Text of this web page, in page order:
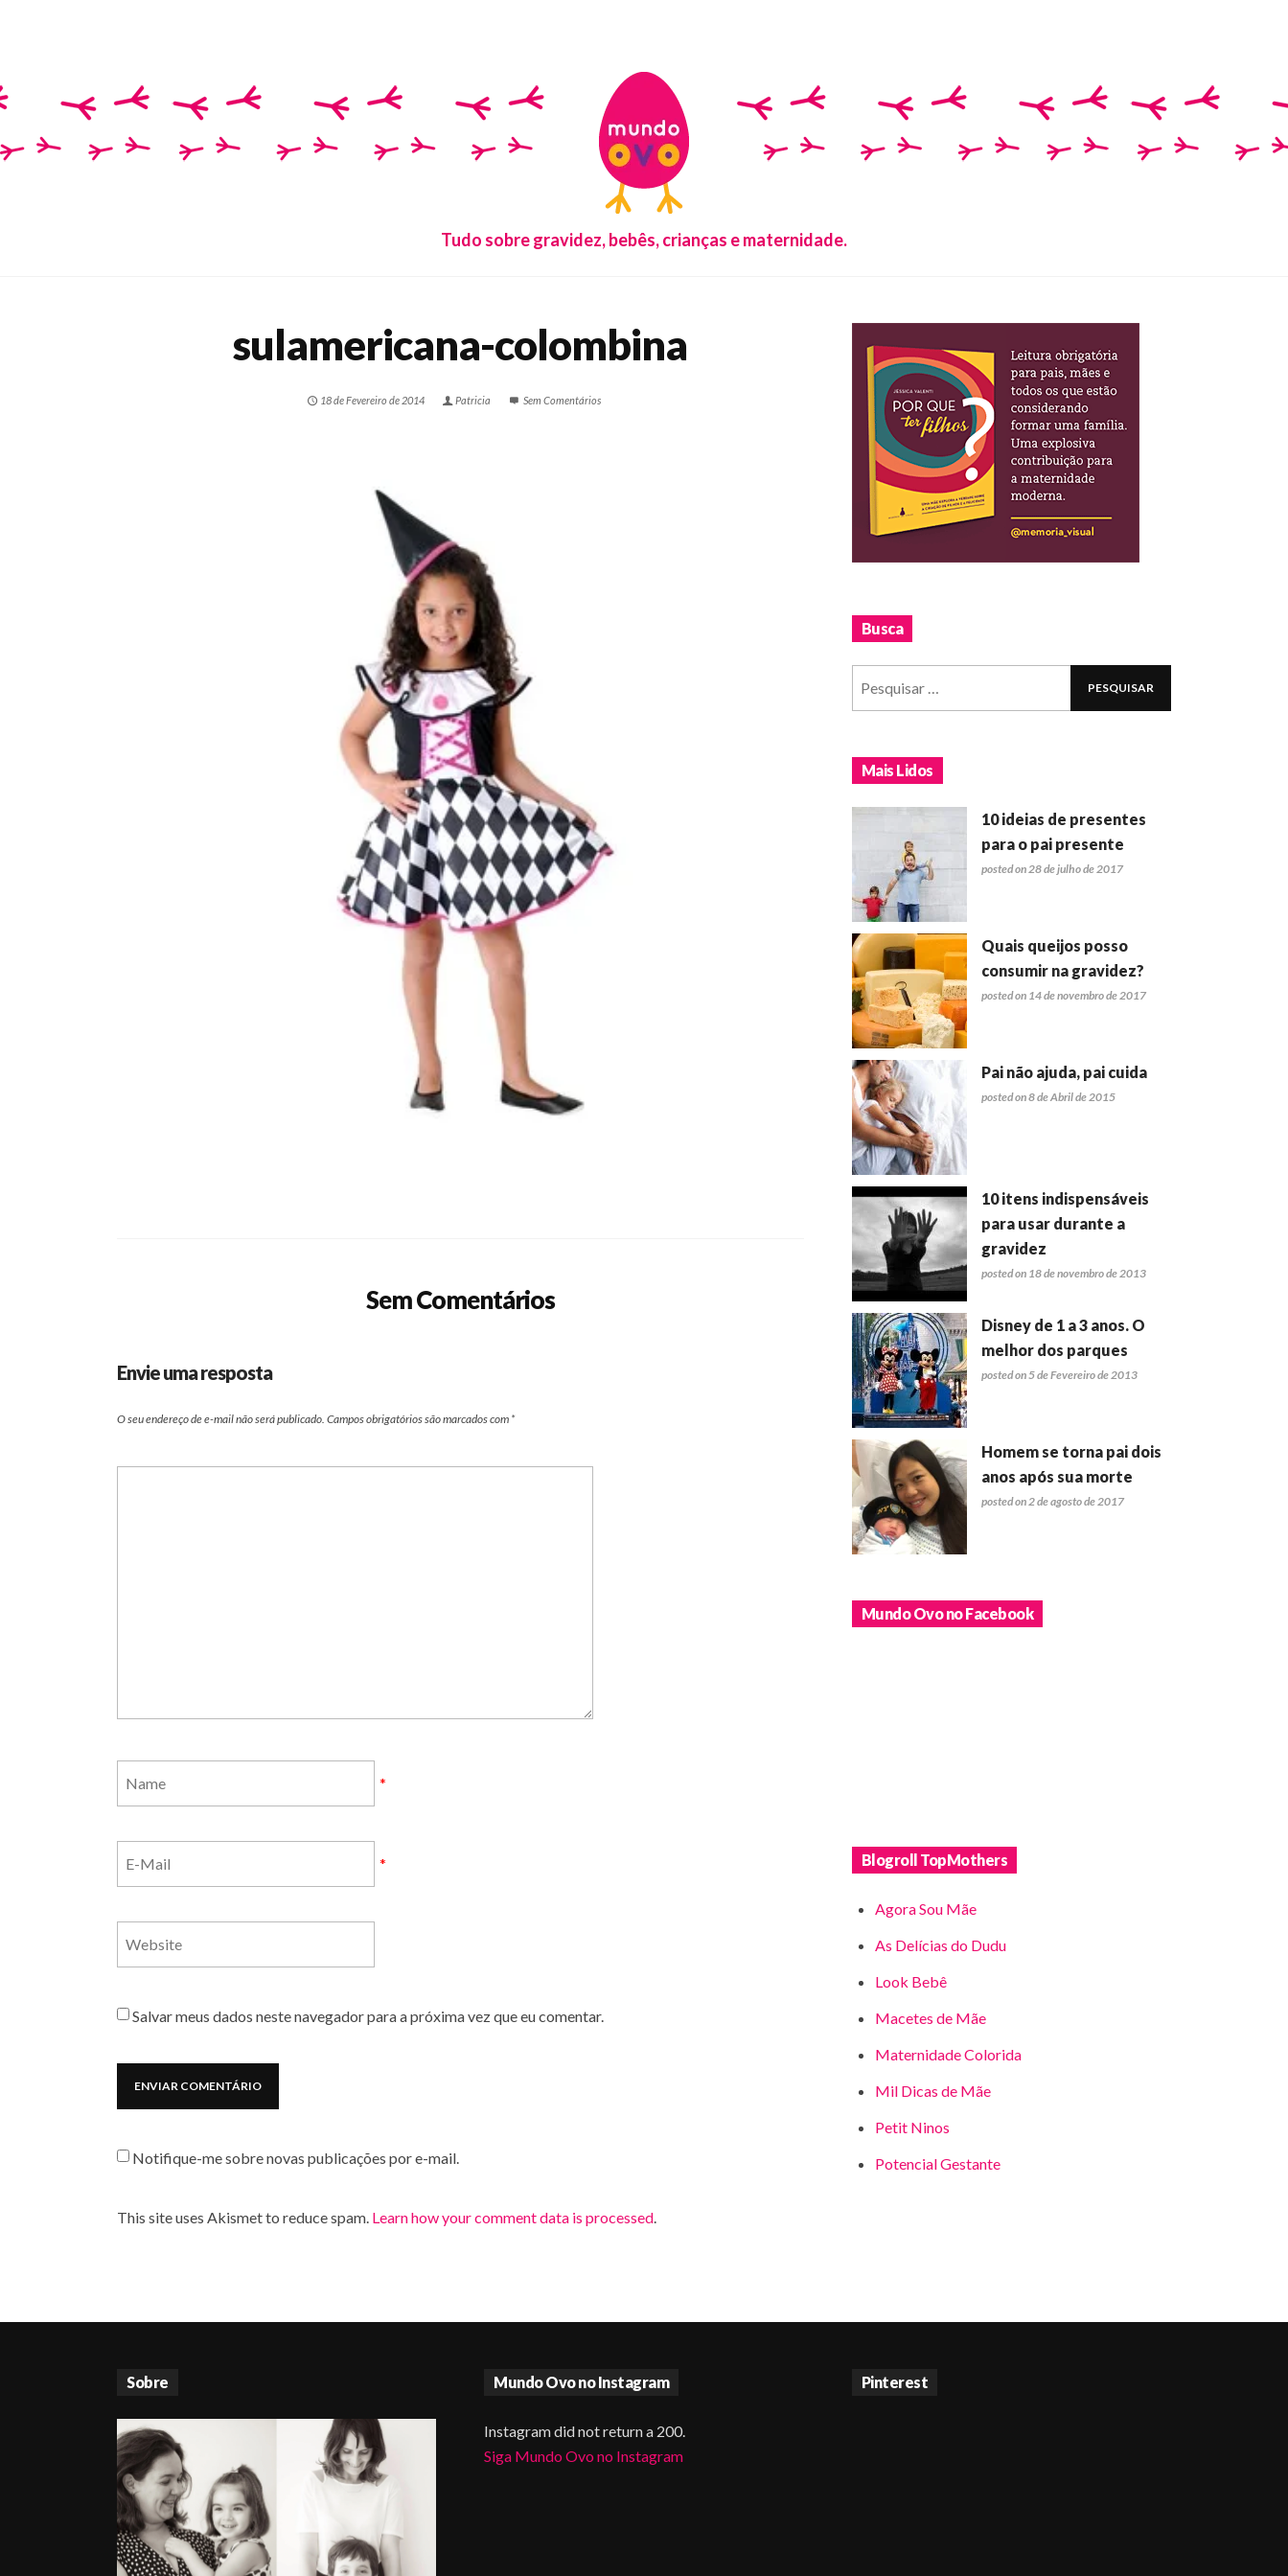
Tudo sobre gravidez, bebês, crianças e maternidade.
sulamericana-colombina
18 de Fevereiro de 2014 Patricia Sem Comentários
Sem Comentários
Envie uma resposta
O seu endereço de e-mail não será publicado. Campos obrigatórios são marcados com *
*
*
Salvar meus dados neste navegador para a próxima vez que eu comentar.
Notifique-me sobre novas publicações por e-mail.
This site uses Akismet to reduce spam. Learn how your comment data is processed
Busca
Mais Lidos
10 ideias de presentes
para o pai presente
posted on 28 de julho de 2017
Quais queijos posso
consumir na gravidez?
posted on 14 de novembro de 2017
Pai não ajuda, pai cuida
posted on 8 de Abril de 2015
10 itens indispensáveis
para usar durante a
gravidez
posted on 18 de novembro de 2013
Disney de 1 a 3 anos. O
melhor dos parques
posted on 5 de Fevereiro de 2013
Homem se torna pai dois
anos após sua morte
posted on 2 de agosto de 2017
Mundo Ovo no Facebook
Blogroll TopMothers
Agora Sou Mãe
As Delícias do Dudu
Look Bebê
Macetes de Mãe
Maternidade Colorida
Mil Dicas de Mãe
Petit Ninos
Potencial Gestante
Sobre Mundo Ovo no Instagram
Instagram did not return a 200.
Siga Mundo Ovo no Instagram
Pinterest